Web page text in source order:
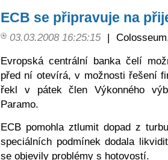
ECB se připravuje na
03.03.2008 16:25:15 |
Evropská centrální banka čelí
před ní otevírá, v možnosti řešení
řekl v pátek člen Výkonného
Paramo.
ECB pomohla ztlumit dopad z
speciálních podmínek dodala
se objevily problémy s hotovostí.